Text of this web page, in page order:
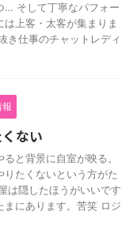
… そして丁寧なパフォー
上客・太客が集まりま
き仕事のチャットレディ
ない
と背景に自室が映る。
たくないという方がた
は隠したほうがいいです
まにあります。苦笑 ロジ